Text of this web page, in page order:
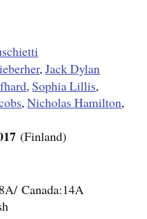
,Jack Dylan
,Sophia Lillis,
,Nicholas Hamilton,
(Finland)
/Canada:14A